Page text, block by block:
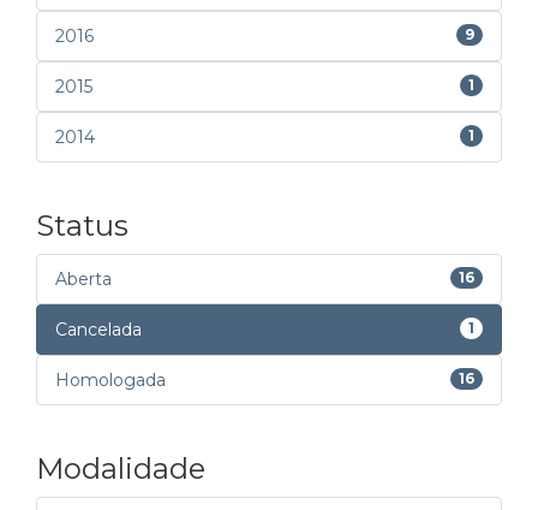
2016 9
2015 1
2014 1
Status
Aberta 16
Cancelada 1
Homologada 16
Modalidade